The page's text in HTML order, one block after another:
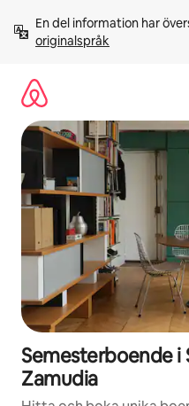
innehåll
En del information har
originalspråk
Semesterboende i
Zamudia